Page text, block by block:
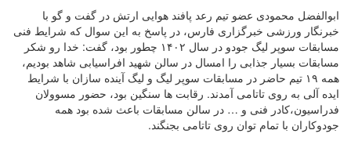
ابوالفضل محمودی عضو تیم رعد پافند هوایی ارتش در گفت و گو با
خبرنگار ورزشی خبرگزاری فارس، در پاسخ به این سوال که شرایط فنی
مسابقات سوپر لیگ جودو در سال ۱۴۰۲ چطور بود، گفت: خدا رو شکر
مسابقات بسیار جذابی را امسال در سالن شهید افراسیابی شاهد بودیم،
همه ۱۹ تیم حاضر در مسابقات سوپر لیگ و لیگ آینده سازان با شرایط
ایده آلی به روی تاتامی آمدند. رقابت ها سنگین بود، حضور مسوولان
فدراسیون،کادر فنی و … در سالن مسابقات باعث شده بود همه
جودوکاران با تمام توان روی تاتامی بجنگند.